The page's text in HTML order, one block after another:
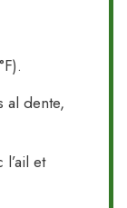
al dente,
et